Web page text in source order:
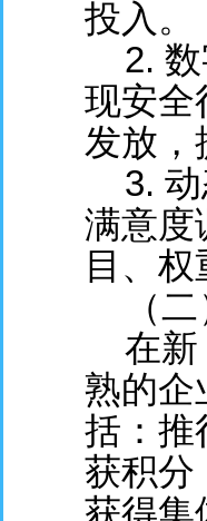
投入。
2. 数
现安全
发放，
3. 动
满意度
目、
（二
在新
熟的企
括：推
获积分
获得集